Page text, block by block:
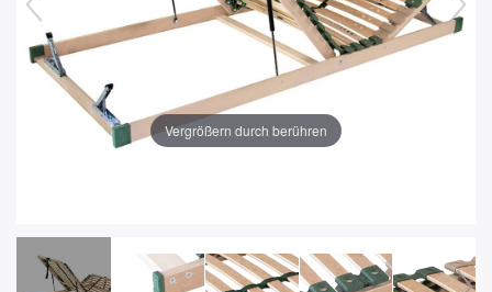
Vergrößern durch berühren